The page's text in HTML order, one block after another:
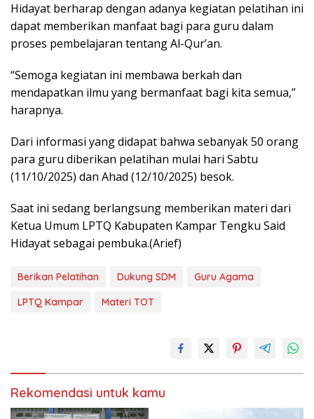
Hidayat berharap dengan adanya kegiatan pelatihan ini
dapat memberikan manfaat bagi para guru dalam
proses pembelajaran tentang Al-Qur’an.
“Semoga kegiatan ini membawa berkah dan
mendapatkan ilmu yang bermanfaat bagi kita semua,”
harapnya.
Dari informasi yang didapat bahwa sebanyak 50 orang
para guru diberikan pelatihan mulai hari Sabtu
(11/10/2025) dan Ahad (12/10/2025) besok.
Saat ini sedang berlangsung memberikan materi dari
Ketua Umum LPTQ Kabupaten Kampar Tengku Said
Hidayat sebagai pembuka.(Arief)
Berikan Pelatihan Dukung SDM
Guru Agama
LPTQ Kampar
Materi TOT
Rekomendasi untuk kamu